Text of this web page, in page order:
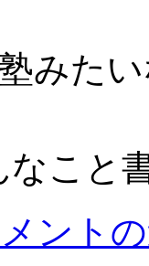
みた
なこと
ント